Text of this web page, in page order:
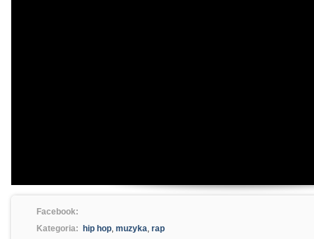
Facebook:
Kategoria:
hip hop, muzyka, rap